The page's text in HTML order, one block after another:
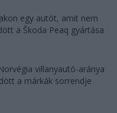
egy autót, amit nem
a Škoda Peaq gyártása
villanyautó-aránya
a márkák sorrendje